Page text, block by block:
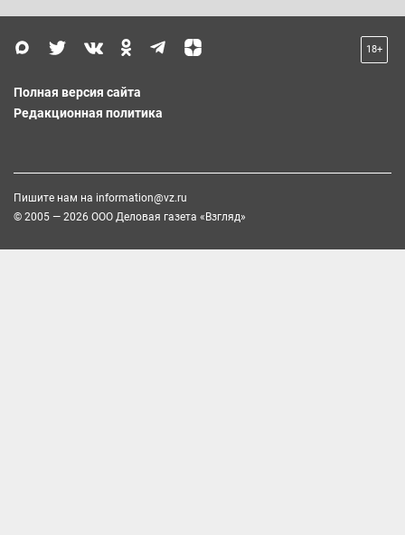
18+
Полная версия сайта
Редакционная политика
Пишите нам на information@vz.ru
© 2005 — 2026 ООО Деловая газета «Взгляд»